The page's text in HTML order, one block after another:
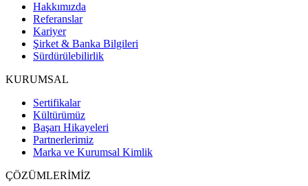
Hakkımızda
Referanslar
Kariyer
Şirket & Banka Bilgileri
Sürdürülebilirlik
KURUMSAL
Sertifikalar
Kültürümüz
Başarı Hikayeleri
Partnerlerimiz
Marka ve Kurumsal Kimlik
ÇÖZÜMLERİMİZ